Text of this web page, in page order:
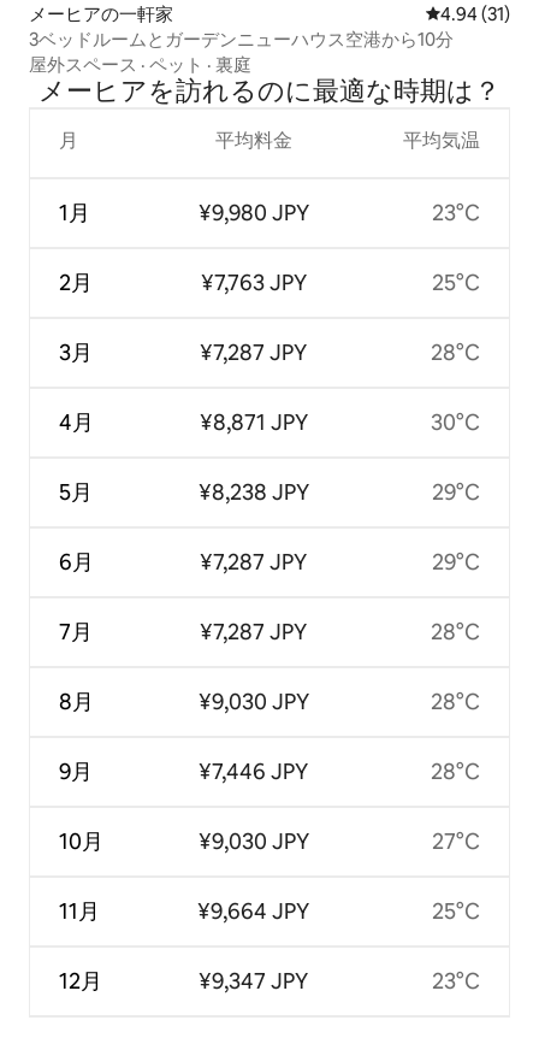
メーヒアの一軒家 レビュー31
4.94 (31)
3ベッドルームとガーデンニューハウス空港から10分
屋外スペース · ペット · 裏庭
メーヒアを訪⁠れ⁠るの⁠に最⁠適⁠な時⁠期⁠は⁠？
月
1月
2月
3月
4月
5月
6月
7月
8月
9月
10月
11月
12月
平均料金
¥9,980 JPY
¥7,763 JPY
¥7,287 JPY
¥8,871 JPY
¥8,238 JPY
¥7,287 JPY
¥7,287 JPY
¥9,030 JPY
¥7,446 JPY
¥9,030 JPY
¥9,664 JPY
¥9,347 JPY
平均気温
23°C
25°C
28°C
30°C
29°C
29°C
28°C
28°C
28°C
27°C
25°C
23°C